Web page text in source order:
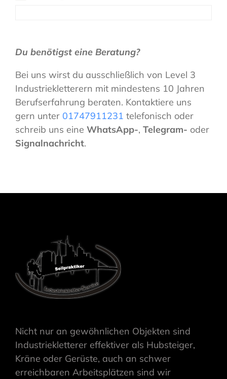
Du benötigst eine Beratung?
Bei uns wirst du ausschließlich von Level 3
Industriekletterern mit mindestens 10 Jahren
Berufserfahrung beraten. Kontaktiere uns
gern unter 01747911231 telefonisch oder
schreib uns eine WhatsApp-, Telegram- oder
Signalnachricht.
Nicht nur an gewöhnlichen Objekten sind
Industriekletterer effektiver als Hubsteiger,
Kräne oder Gerüste, auch an schwer
erreichbaren Arbeitsplätzen sind wir